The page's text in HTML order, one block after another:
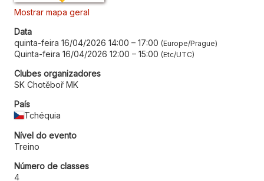
Mostrar mapa geral
Data
quinta-feira 16/04/2026 14:00 – 17:00 Europe/Prague
Quinta-feira 16/04/2026 12:00 – 15:00 Etc/UTC
Clubes organizadores
SK Chotěboř MK
País
Tchéquia
Nível do evento
Treino
Número de classes
4